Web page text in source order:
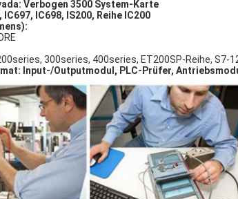
Verbogen 3500 System-Karte
IC698, IS200, Reihe IC200
300series, 400series, ET200SP-Reihe, S7-
Input-/Outputmodul, PLC-Prüfer,